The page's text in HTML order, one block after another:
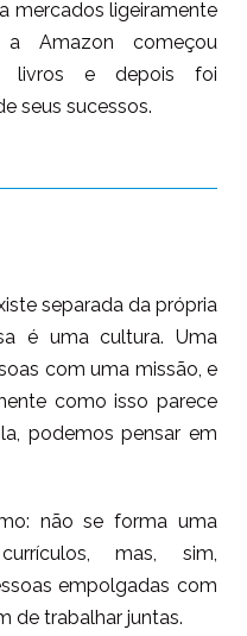
mercados ligeiramente
a Amazon começou
livros e depois foi
seus sucessos.
separada da própria
é uma cultura. Uma
com uma missão, e
como isso parece
podemos pensar em
não se forma uma
mas, sim,
empolgadas com
de trabalhar juntas.